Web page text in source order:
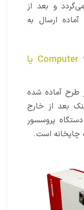
و بعد از
ارسال به
دستگاه‌های CTP یا Computer to Plate یا
طرح آماده شده
بعد از خارج
پروسسور
چاپخانه است.